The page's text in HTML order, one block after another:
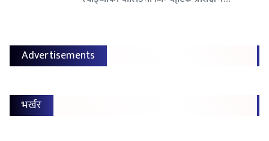
Advertisements
भर्खर